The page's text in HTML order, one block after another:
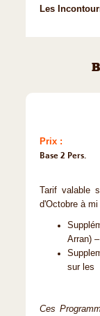
Les
Prix :
Base 2 Pers.
Tarif
d'Octobre à
Arran)
sur les
Ces